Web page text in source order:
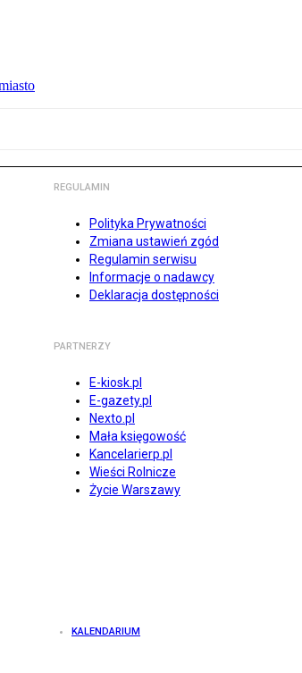
REGULAMIN
Polityka Prywatności
Zmiana ustawień zgód
Regulamin serwisu
Informacje o nadawcy
Deklaracja dostępności
PARTNERZY
E-kiosk.pl
E-gazety.pl
Nexto.pl
Mała księgowość
Kancelarierp.pl
Wieści Rolnicze
Życie Warszawy
KALENDARIUM